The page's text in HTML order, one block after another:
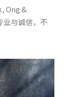
Ong &
业与诚信，不